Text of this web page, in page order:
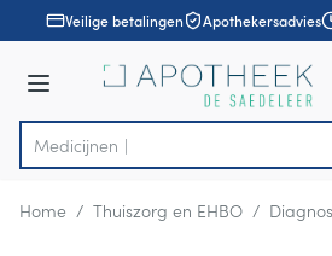
Ga naar de inhoud
1 van 1Veilige betalingen Apothekersadvies
Menu
Product, merk, categorie...
Home / Thuiszorg en EHBO /